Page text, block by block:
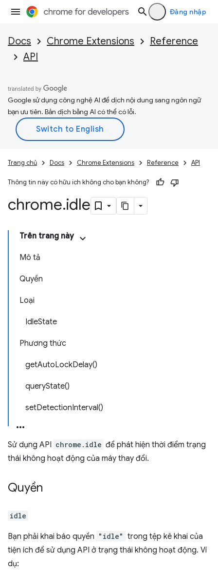
Đăng nhập
Docs Chrome Extensions
Reference
API
Google sử dụng công nghệ AI để dịch nội dung sang ngôn ngữ
bạn ưu tiên. Bản dịch bằng AI có thể có lỗi.
Trang chủ Docs Chrome Extensions Reference API
Thông tin này có hữu ích không cho bạn không?
chrome.idle
Trên trang này
Mô tả
Quyền
Loại
IdleState
Phương thức
getAutoLockDelay()
queryState()
setDetectionInterval()
Sử dụng API chrome.idle để phát hiện thời điểm trạng
thái không hoạt động của máy thay đổi.
Quyền
idle
Bạn phải khai báo quyền "idle" trong tệp kê khai của
tiện ích để sử dụng API ở trạng thái không hoạt động. Ví
dụ: